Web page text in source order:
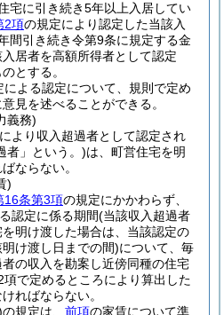
宅に引き続き5年以上入居してい
2項の規定により認定した当該入
間引き続き令第9条に規定する金
居者を高額所得者として認定
とする。
による認定について、規則で定め
見を述べることができる。
義務)
より収入超過者として認定され
者」という。)は、町営住宅を明
ならない。
)
16条第3項の規定にかかわらず、
認定に係る期間(当該収入超過者
明け渡した場合は、当該認定の
け渡し日までの間)について、毎
の収入を勘案し近傍同種の住宅
で定めるところにより算出した
ればならない。
の規定は、 前項の家賃について準